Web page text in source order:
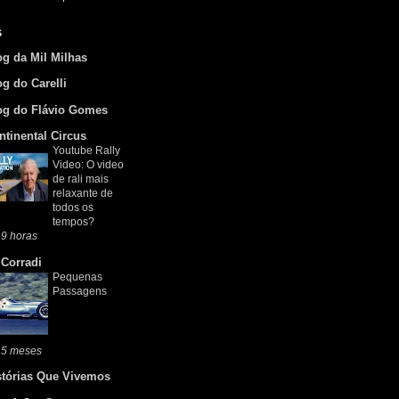
da Mil Milhas
do Carelli
do Flávio Gomes
Circus
Youtube Rally
Video: O video
de rali mais
relaxante de
todos os
tempos?
horas
Pequenas
Passagens
meses
Que Vivemos